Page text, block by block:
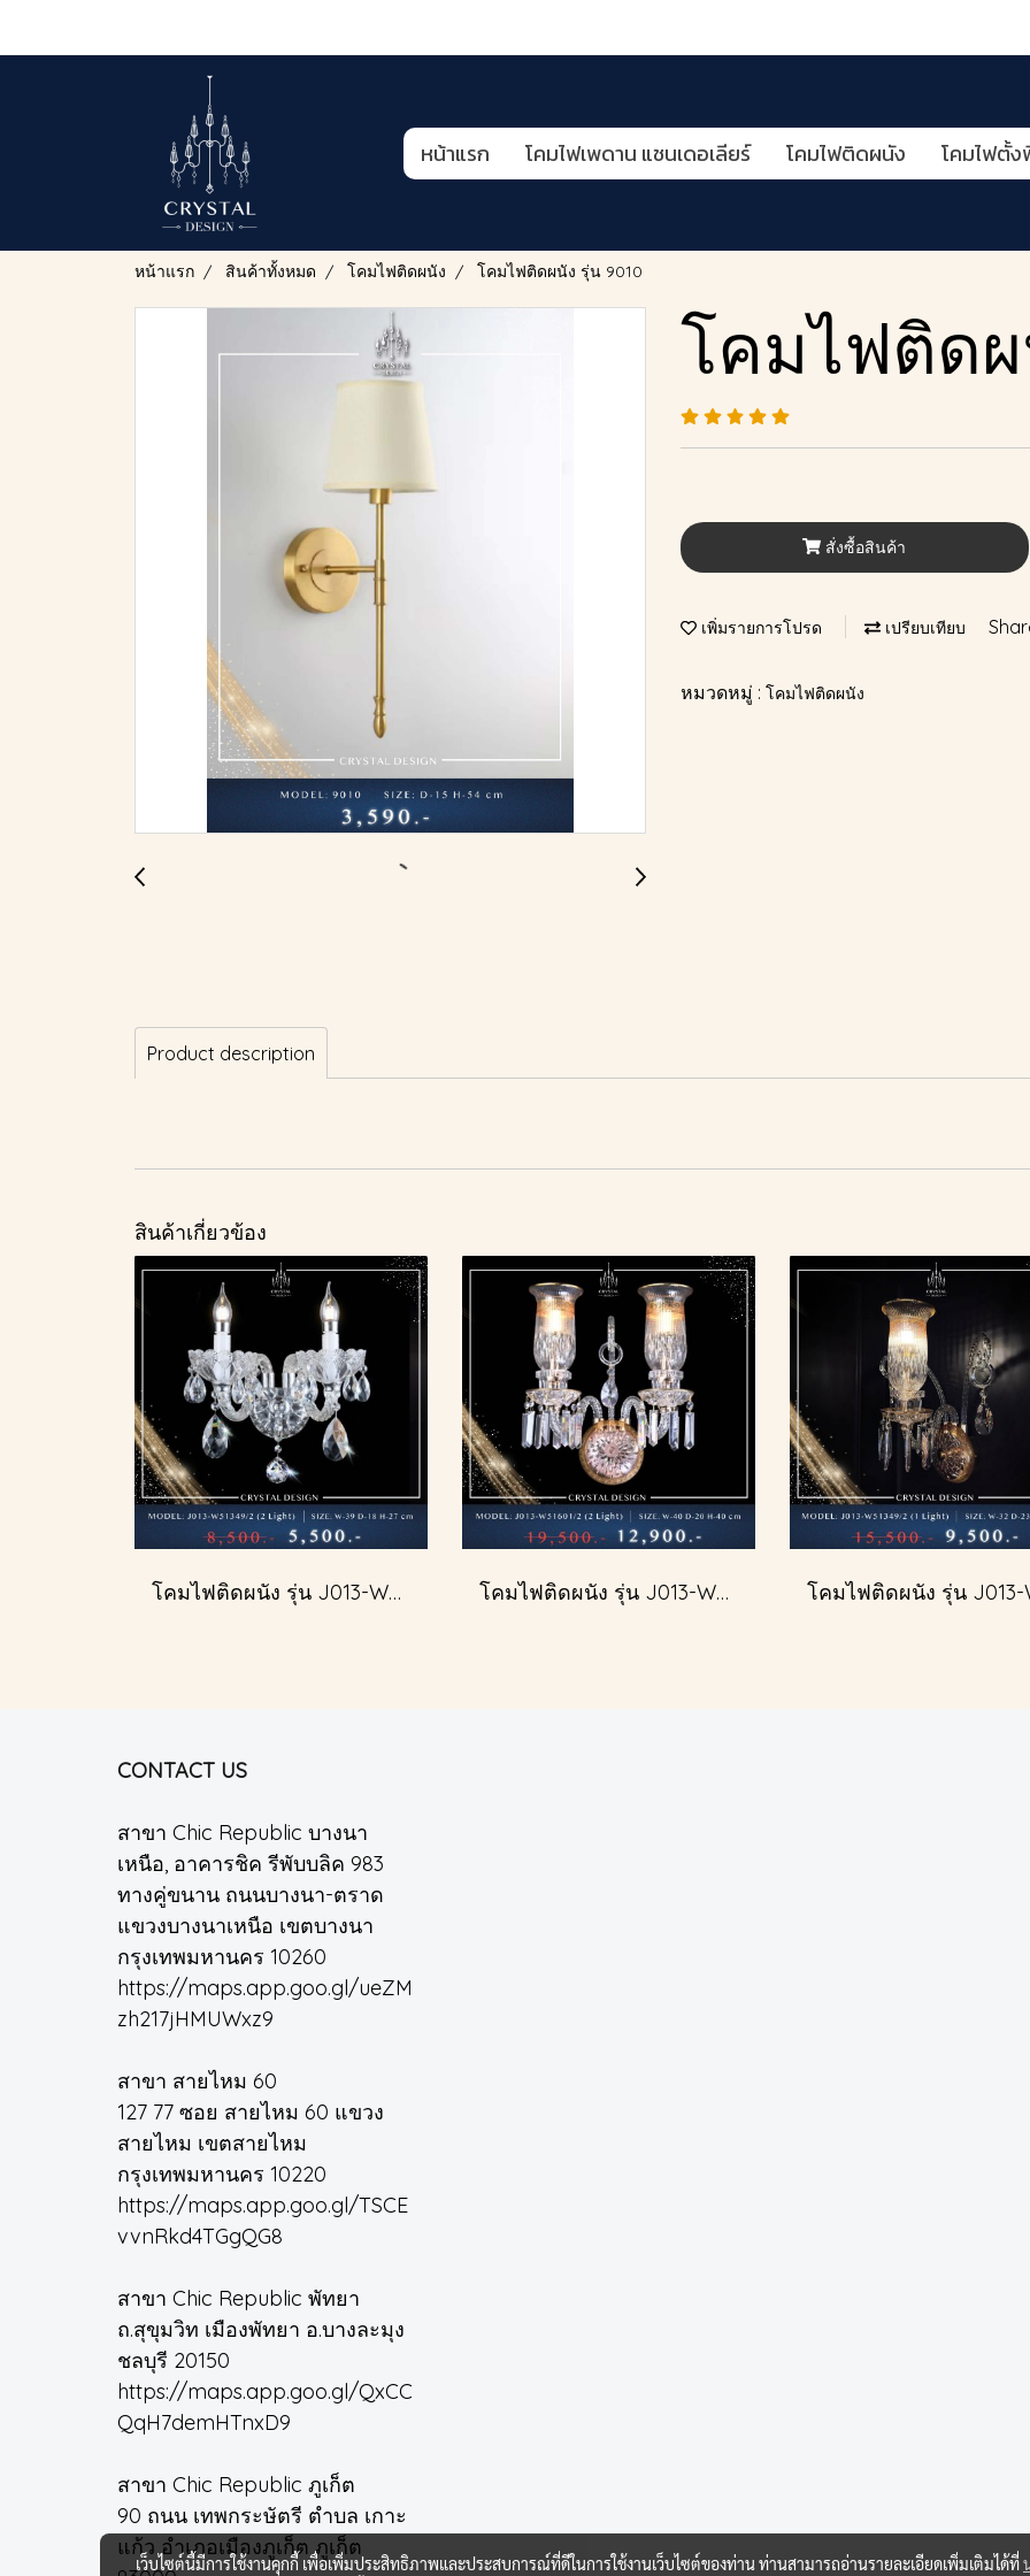
หน้าแรก โคมไฟเพดาน แชนเดอเลียร์ โคมไฟติดผนัง โคมไฟตั้
หน้าแรก สินค้าทั้งหมด โคมไฟติดผนัง โคมไฟติดผนัง รุ่น 9010
โคมไฟติดผ
สั่งซื้อสินค้า
เพิ่มรายการโปรด เปรียบเทียบ
หมวดหมู่ : โคมไฟติดผนัง
Product description
สินค้าเกี่ยวข้อง
โคมไฟติดผนัง รุ่น J013-W51349/2 โคมไฟติดผนัง รุ่น J013-W51601/2
CONTACT US
สาขา Chic Republic บางนา
เหนือ, อาคารชิค รีพับบลิค 983
ทางคู่ขนาน ถนนบางนา-ตราด
แขวงบางนาเหนือ เขตบางนา
กรุงเทพมหานคร 10260
https://maps.app.goo.gl/ueZM
zh217jHMUWxz9
สาขา สายไหม 60
127 77 ซอย สายไหม 60 แขวง
สายไหม เขตสายไหม
กรุงเทพมหานคร 10220
https://maps.app.goo.gl/TSCE
vvnRkd4TGgQG8
สาขา Chic Republic พัทยา
ถ.สุขุมวิท เมืองพัทยา อ.บางละมุง
ชลบุรี 20150
https://maps.app.goo.gl/QxCC
QqH7demHTnxD9
สาขา Chic Republic ภูเก็ต
90 ถนน เทพกระษัตรี ตำบล เกาะ
แก้ว อำเภอเมืองภูเก็ต ภูเก็ต
เว็บไซต์นี้มีการใช้งานคุกกี้ เพื่อเพิ่มประสิทธิภาพและประสบการณ์ที่ดีในการใช้งานเว็บไซต์ของท่าน ท่านสามารถอ่านรายละเอียดเพิ่มเติมได้ที่